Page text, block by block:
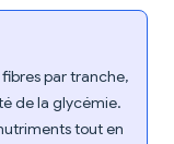
par tranche,
de la glycémie.
tout en